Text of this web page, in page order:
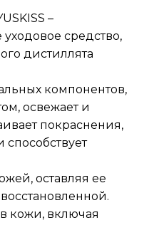
–
средство,
дистиллята
компонентов,
освежает и
покраснения,
оставляя ее
кожи, включая